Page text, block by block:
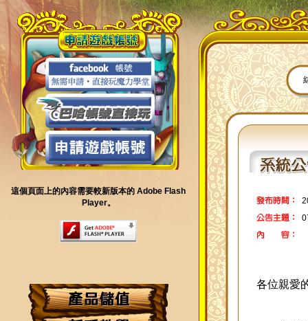
這個頁面上的內容需要較新版本的 Adobe Flash
Player。
各位親愛